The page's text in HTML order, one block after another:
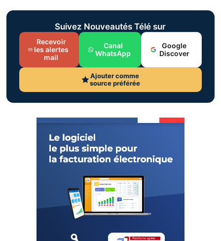
Suivez Nouveautés Télé sur
Recevoir
les alertes
mail
Canal
WhatsApp
Google
Discover
Ajouter comme
source préférée